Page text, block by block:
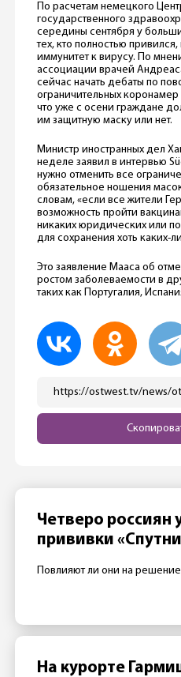
По расчетам немецкого
государственного
середины сентября у
тех, кто полностью
иммунитет к вирусу. По
ассоциации врачей
сейчас начать дебаты по
ограничительных коронамер
что уже с осени граждане
им защитную маску или нет.
Министр иностранных дел
неделе заявил в интервью
нужно отменить все
обязательное ношения
словам, «если все жители
возможность пройти
никаких юридических или
для сохранения хоть каких-
Это заявление Мааса об
ростом заболеваемости в
таких как Португалия,
Четверо россиян
прививки
Повлияют ли они на
На курорте